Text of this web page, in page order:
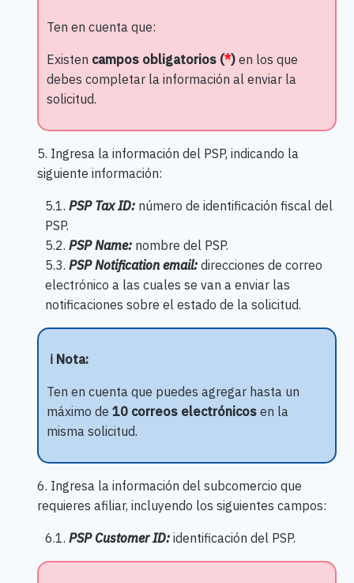
Ten en cuenta que:
Existen campos obligatorios (*)en los que
debes completar la información al enviar la
solicitud.
5. Ingresa la información del PSP, indicando la
siguiente información:
5.1. PSP Tax ID:número de identificación fiscal del
PSP.
5.2. PSP Name:nombre del PSP.
5.3. PSP Notification email:direcciones de correo
electrónico a las cuales se van a enviar las
notificaciones sobre el estado de la solicitud.
ℹ️ Nota:
Ten en cuenta que puedes agregar hasta un
máximo de 10 correos electrónicosen la
misma solicitud.
6. Ingresa la información del subcomercio que
requieres afiliar, incluyendo los siguientes campos:
6.1. PSP Customer ID: identificación del PSP.